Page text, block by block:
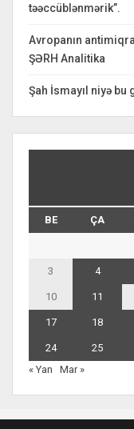
təəccüblənmərik”.
Avropanın
ŞƏRH Analitika
Şah İsmayıl niyə
BE ÇA
3 4
10 11
17 18
24 25
« Yan
Mar »